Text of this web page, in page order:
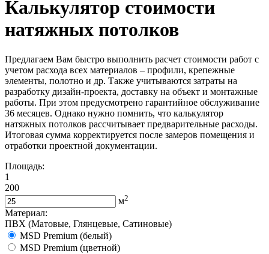
Калькулятор стоимости
натяжных потолков
Предлагаем Вам быстро выполнить расчет стоимости работ с
учетом расхода всех материалов – профили, крепежные
элементы, полотно и др. Также учитываются затраты на
разработку дизайн-проекта, доставку на объект и монтажные
работы. При этом предусмотрено гарантийное обслуживание
36 месяцев. Однако нужно помнить, что калькулятор
натяжных потолков рассчитывает предварительные расходы.
Итоговая сумма корректируется после замеров помещения и
отработки проектной документации.
Площадь:
1
200
м2
Материал:
ПВХ (Матовые, Глянцевые, Сатиновые)
MSD Premium (белый)
MSD Premium (цветной)